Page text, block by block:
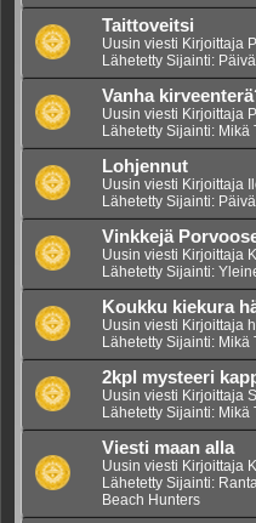
Taittoveitsi
Uusin viesti Kirjoittaja
Lähetetty Sijainti:
Vanha
Uusin viesti Kirjoittaja
Lähetetty Sijainti: Mikä
Lohjennut
Uusin viesti Kirjoittaja
Lähetetty Sijainti:
Vinkkejä
Uusin viesti Kirjoittaja
Lähetetty Sijainti:
Koukku kiekura
Uusin viesti Kirjoittaja
Lähetetty Sijainti: Mikä
2kpl mysteeri
Uusin viesti Kirjoittaja
Lähetetty Sijainti: Mikä
Viesti maan alla
Uusin viesti Kirjoittaja
Lähetetty Sijainti:
Beach Hunters